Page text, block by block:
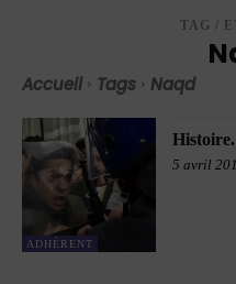
TAG /
Accueil Tags Naqd
ADHÉRENT
5 avril